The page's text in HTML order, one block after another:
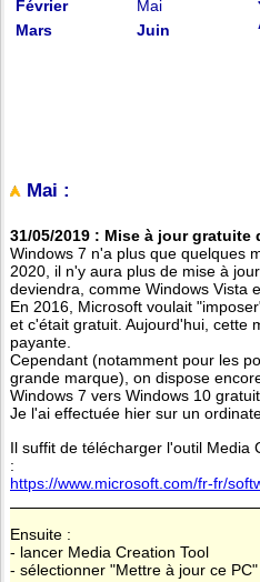
Février
Mars
Mai
Juin
Mai :
31/05/2019 : Mise à jour
Windows 7 n'a plus que quelques
2020, il n'y aura plus de mise à
deviendra, comme Windows Vista
En 2016, Microsoft voulait
et c'était gratuit. Aujourd'hui, cette
payante.
Cependant (notamment pour les
grande marque), on dispose
Windows 7 vers Windows 10
Je l'ai effectuée hier sur un
Il suffit de télécharger l'outil Media
:
https://www.microsoft.com/fr-fr/
Ensuite :
- lancer Media Creation Tool
- sélectionner "Mettre à jour ce PC"